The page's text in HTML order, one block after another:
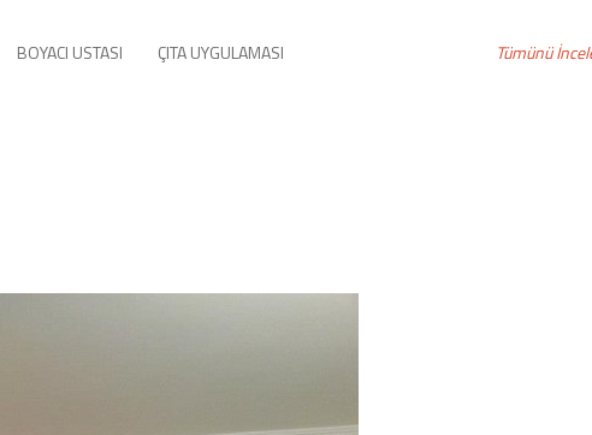
BOYACI USTASI ÇITA UYGULAMASI Tümünü